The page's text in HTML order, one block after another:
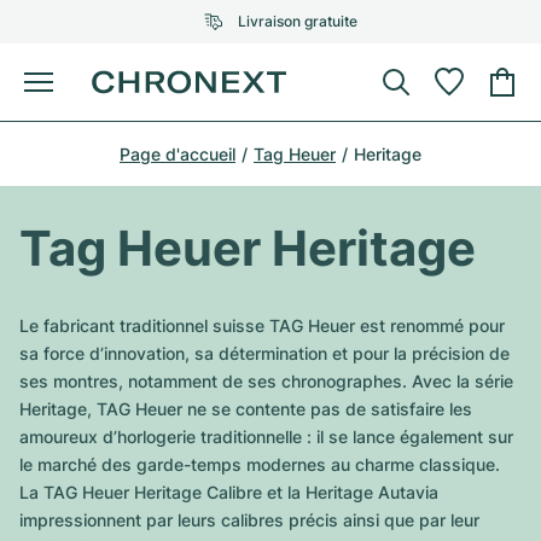
Livraison gratuite
Menu
Acheter une montre
UNE SÉLECTION D'EXCEPTION
Tous les modèles Rolex
Modèles les plus vendus
Air-King
Omega
Tous les modèles Omega
Modèles les plus vendus
Patek Philippe
Tous les modèles Patek Philippe
Modèles les plus vendus
Audemars Piguet
Tous les modèles Audemars Piguet
Cartier
Breitling
Bijoux
UNE SÉLECTION D'EXCEPTION
Tiffany
Louis Vuitton
Gebauer & Gebauer
Van Cleef & Arpels
Bvlgari
Nouveautés
Sale
Page d'accueil Tag Heuer Heritage
Tag Heuer Heritage
Le fabricant traditionnel suisse TAG Heuer est renommé pour
sa force d’innovation, sa détermination et pour la précision de
ses montres, notamment de ses chronographes. Avec la série
Heritage, TAG Heuer ne se contente pas de satisfaire les
amoureux d’horlogerie traditionnelle : il se lance également sur
le marché des garde-temps modernes au charme classique.
La TAG Heuer Heritage Calibre et la Heritage Autavia
impressionnent par leurs calibres précis ainsi que par leur